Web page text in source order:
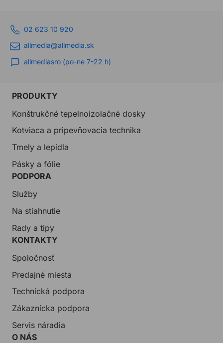
02 623 10 920
allmedia@allmedia.sk
allmediasro (po-ne 7-22 h)
PRODUKTY
Konštrukčné tepelnoizolačné dosky
Kotviaca a pripevňovacia technika
Tmely a lepidla
Pásky a fólie
PODPORA
Služby
Na stiahnutie
Rady a tipy
KONTAKTY
Spoločnosť
Predajné miesta
Technická podpora
Zákaznícka podpora
Servis náradia
O NÁS